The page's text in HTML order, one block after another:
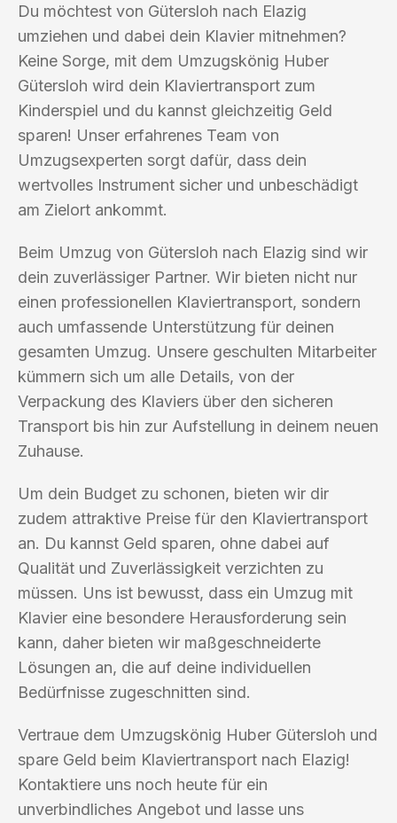
Du möchtest von Gütersloh nach Elazig
umziehen und dabei dein Klavier mitnehmen?
Keine Sorge, mit dem Umzugskönig Huber
Gütersloh wird dein Klaviertransport zum
Kinderspiel und du kannst gleichzeitig Geld
sparen! Unser erfahrenes Team von
Umzugsexperten sorgt dafür, dass dein
wertvolles Instrument sicher und unbeschädigt
am Zielort ankommt.
Beim Umzug von Gütersloh nach Elazig sind wir
dein zuverlässiger Partner. Wir bieten nicht nur
einen professionellen Klaviertransport, sondern
auch umfassende Unterstützung für deinen
gesamten Umzug. Unsere geschulten Mitarbeiter
kümmern sich um alle Details, von der
Verpackung des Klaviers über den sicheren
Transport bis hin zur Aufstellung in deinem neuen
Zuhause.
Um dein Budget zu schonen, bieten wir dir
zudem attraktive Preise für den Klaviertransport
an. Du kannst Geld sparen, ohne dabei auf
Qualität und Zuverlässigkeit verzichten zu
müssen. Uns ist bewusst, dass ein Umzug mit
Klavier eine besondere Herausforderung sein
kann, daher bieten wir maßgeschneiderte
Lösungen an, die auf deine individuellen
Bedürfnisse zugeschnitten sind.
Vertraue dem Umzugskönig Huber Gütersloh und
spare Geld beim Klaviertransport nach Elazig!
Kontaktiere uns noch heute für ein
unverbindliches Angebot und lasse uns